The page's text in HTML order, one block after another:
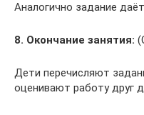
Аналогично задание
8. Окончание занятия:
Дети перечисляют
оценивают работу друг